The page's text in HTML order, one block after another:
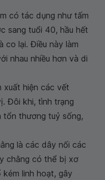
có tác dụng như tấm
sang tuổi 40, hầu hết
co lại. Điều này làm
nhau nhiều hơn và di
hiện các vết
Đôi khi, tình trạng
tổn thương tuỷ sống,
là các dây nối các
chằng có thể bị xơ
linh hoạt, gây